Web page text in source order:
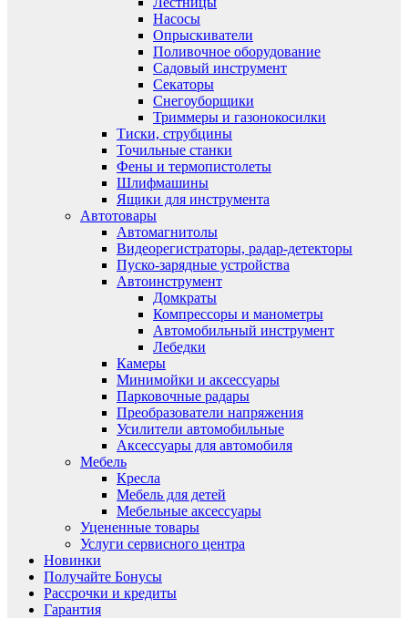
Насосы
Опрыскиватели
Поливочное оборудование
Садовый инструмент
Секаторы
Снегоуборщики
Триммеры и газонокосилки
Тиски, струбцины
Точильные станки
Фены и термопистолеты
Шлифмашины
Ящики для инструмента
Автотовары
Автомагнитолы
Видеорегистраторы, радар-детекторы
Пуско-зарядные устройства
Автоинструмент
Домкраты
Компрессоры и манометры
Автомобильный инструмент
Лебедки
Камеры
Минимойки и аксессуары
Парковочные радары
Преобразователи напряжения
Усилители автомобильные
Аксессуары для автомобиля
Мебель
Кресла
Мебель для детей
Мебельные аксессуары
Уцененные товары
Услуги сервисного центра
Новинки
Получайте Бонусы
Рассрочки и кредиты
Гарантия